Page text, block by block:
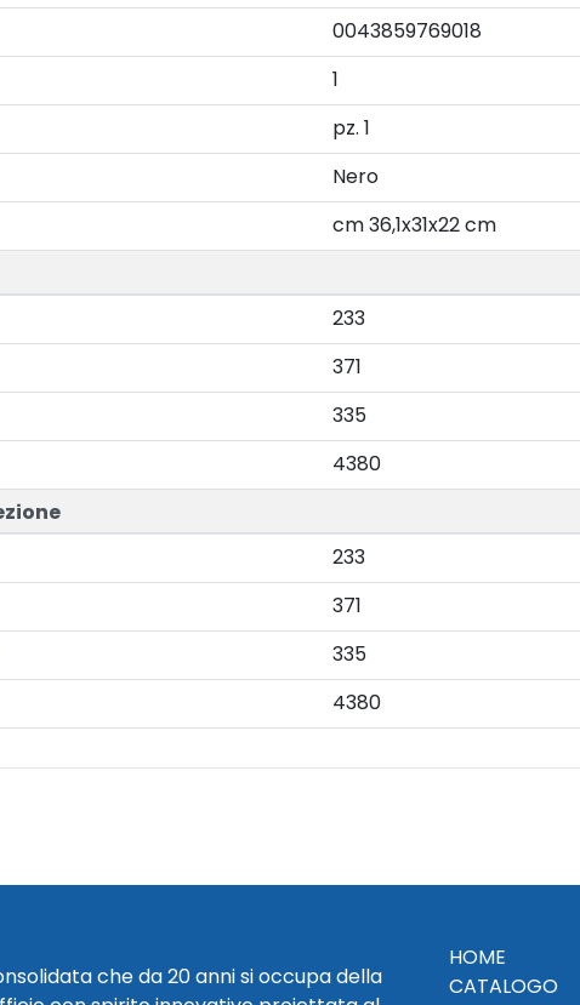
0043859769018
1
pz. 1
Nero
cm 36,1x31x22 cm
233
371
335
4380
233
371
335
4380
che da 20 anni si occupa della
HOME
CATALOGO